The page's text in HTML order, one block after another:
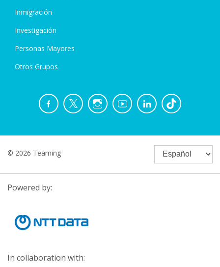
Inmigración
Investigación
Personas Mayores
Otros Grupos
© 2026 Teaming
Powered by:
In collaboration with: